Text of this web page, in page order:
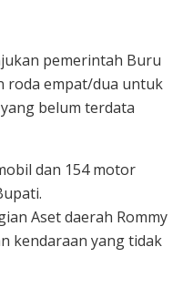
pemerintah Buru
roda empat/dua untuk
belum terdata
dan 154 motor
Aset daerah Rommy
kendaraan yang tidak